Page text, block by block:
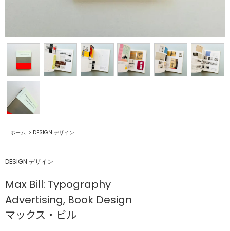
ホーム > DESIGN デザイン
DESIGN デザイン
Max Bill: Typography
Advertising, Book Design
マックス・ビル